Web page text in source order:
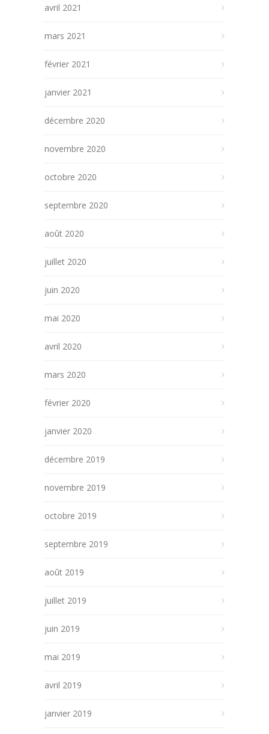
avril 2021
mars 2021
février 2021
janvier 2021
décembre 2020
novembre 2020
octobre 2020
septembre 2020
août 2020
juillet 2020
juin 2020
mai 2020
avril 2020
mars 2020
février 2020
janvier 2020
décembre 2019
novembre 2019
octobre 2019
septembre 2019
août 2019
juillet 2019
juin 2019
mai 2019
avril 2019
janvier 2019